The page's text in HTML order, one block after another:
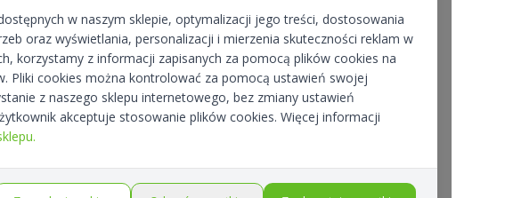
w naszym sklepie, optymalizacji jego treści, dostosowania
oraz wyświetlania, personalizacji i mierzenia skuteczności reklam w
korzystamy z informacji zapisanych za pomocą plików cookies na
Pliki cookies można kontrolować za pomocą ustawień swojej
z naszego sklepu internetowego, bez zmiany ustawień
akceptuje stosowanie plików cookies. Więcej informacji